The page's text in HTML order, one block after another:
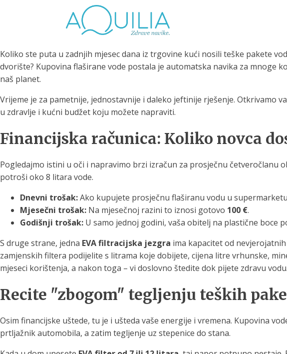
Koliko ste puta u zadnjih mjesec dana iz trgovine kući nosili teške pakete
dvorište? Kupovina flaširane vode postala je automatska navika za mnoge
naš planet.
Vrijeme je za pametnije, jednostavnije i daleko jeftinije rješenje. Otkrivamo
u zdravlje i kućni budžet koju možete napraviti.
Financijska računica: Koliko novca
Pogledajmo istini u oči i napravimo brzi izračun za prosječnu četveročlanu
potroši oko 8 litara vode.
Dnevni trošak:Ako kupujete prosječnu flaširanu vodu u
Mjesečni trošak: Na mjesečnoj razini to iznosi gotovo 100 €.
Godišnji trošak: U samo jednoj godini, vaša obitelj na plastične boce
S druge strane, jedna EVA filtracijska jezgra ima kapacitet od nevjerojatnih
zamjenskih filtera podijelite s litrama koje dobijete, cijena litre vrhunske,
mjeseci korištenja, a nakon toga – vi doslovno štedite dok pijete zdravu vodu.
Recite "zbogom" tegljenju teških
Osim financijske uštede, tu je i ušteda vaše energije i vremena. Kupovina
prtljažnik automobila, a zatim tegljenje uz stepenice do stana.
Tuš glave
tuširanje
Vrčevi za filtriranje
Potpuno prijenosno rješenje
Potpuno prijenosno